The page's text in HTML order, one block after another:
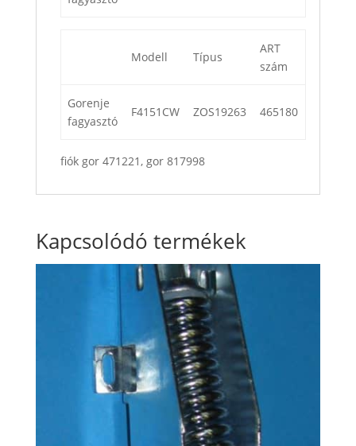
Modell Típus
ART
szám
Gorenje
fagyasztó
F4151CW ZOS19263 465180
fiók gor 471221, gor 817998
Kapcsolódó termékek